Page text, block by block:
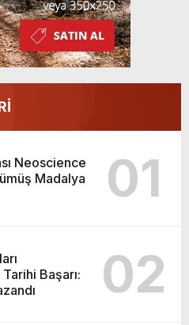
Neoscience
Madalya
01
Başarı:
02